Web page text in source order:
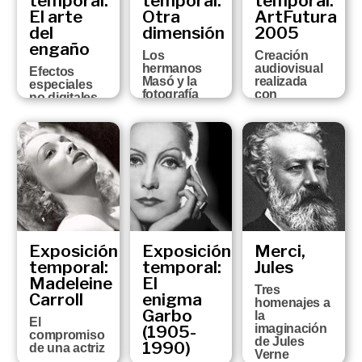
SEPTIEMBRE
DEL 2007 AL 3
DE FEBRERO
DEL 2008
El arte
del
engaño
Efectos
especiales
no digitales
31 DE MAYO
AL 2 DE
SEPTIEMBRE
DE 2007
Otra
dimensión
Los
hermanos
Masó y la
fotografía
estereoscópica
24 DE
OCTUBRE DEL
2006 AL 28 DE
ENERO DEL
2007
ArtFutura
2005
Creación
audiovisual
realizada
con
tecnologías
de última
generación
26 DE JUNIO A
1 DE
OCTUBRE DE
2006
Exposición
temporal:
Madeleine
Carroll
El
compromiso
de una actriz
Exposición
temporal:
El
enigma
Garbo
(1905-
1990)
Merci,
Jules
Tres
homenajes a
la
imaginación
de Jules
Verne